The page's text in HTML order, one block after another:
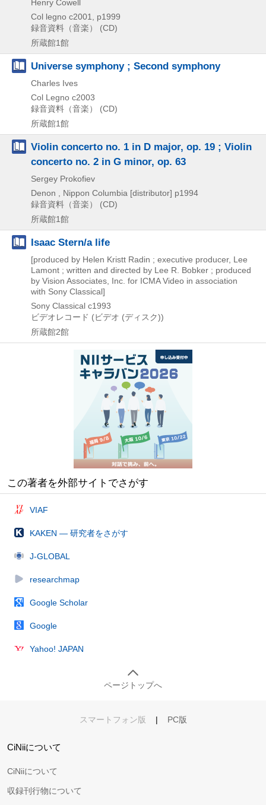
Henry Cowell
Col legno c2001, p1999
録音資料（音楽） (CD)
所蔵館1館
Universe symphony ; Second symphony
Charles Ives
Col Legno c2003
録音資料（音楽） (CD)
所蔵館1館
Violin concerto no. 1 in D major, op. 19 ; Violin
concerto no. 2 in G minor, op. 63
Sergey Prokofiev
Denon , Nippon Columbia [distributor] p1994
録音資料（音楽） (CD)
所蔵館1館
Isaac Stern/a life
[produced by Helen Kristt Radin ; executive producer, Lee
Lamont ; written and directed by Lee R. Bobker ; produced
by Vision Associates, Inc. for ICMA Video in association
with Sony Classical]
Sony Classical c1993
ビデオレコード (ビデオ (ディスク))
所蔵館2館
この著者を外部サイトでさがす
VIAF
KAKEN — 研究者をさがす
J-GLOBAL
researchmap
Google Scholar
Google
Yahoo! JAPAN
ページトップへ
スマートフォン版 | PC版
CiNiiについて
CiNiiについて
収録刊行物について